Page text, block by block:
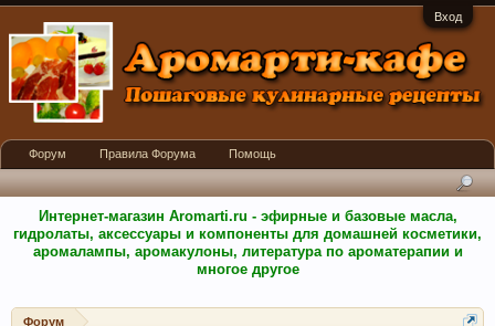
Вход
Интернет-магазин Aromarti.ru - эфирные и базовые масла,
гидролаты, аксессуары и компоненты для домашней косметики,
аромалампы, аромакулоны, литература по ароматерапии и
многое другое
Форум
Форум Правила Форума Помощь